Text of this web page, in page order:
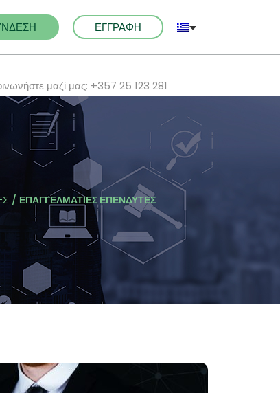
ΕΓΓΡΑΦΗ
μαζί μας: +357 25 123 281
/ ΕΠΑΓΓΕΛΜΑΤΙΕΣ ΕΠΕΝΔΥΤΕΣ